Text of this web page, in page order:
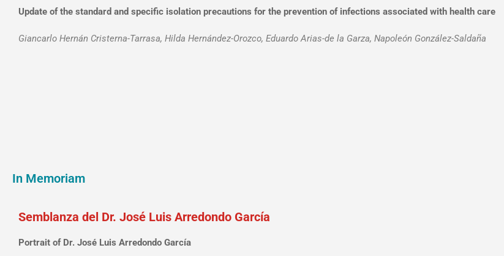
Update of the standard and specific isolation precautions for the prevention of infections associated with health care
Giancarlo Hernán Cristerna-Tarrasa, Hilda Hernández-Orozco, Eduardo Arias-de la Garza, Napoleón González-Saldaña
In Memoriam
Semblanza del Dr. José Luis Arredondo García
Portrait of Dr. José Luis Arredondo García